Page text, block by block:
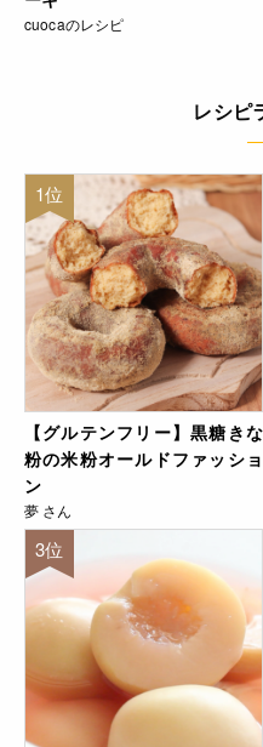
cuocaのレシピ
レシピ
1位
【グルテンフリー】黒糖きな
粉の米粉オールドファッショ
ン
夢 さん
3位